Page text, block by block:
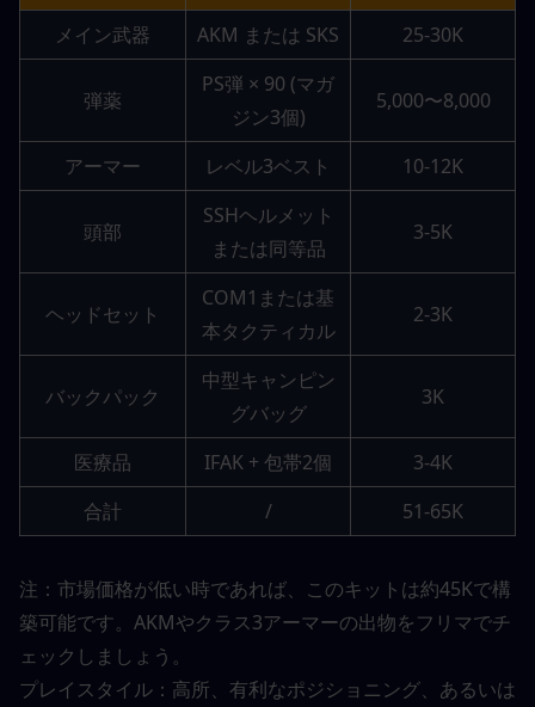
メイン武器
AKM または SKS 25-30K
弾薬
PS弾 × 90 (マガ
ジン3個)
5,000〜8,000
アーマー レベル3ベスト 10-12K
頭部
SSHヘルメット
または同等品
3-5K
ヘッドセット
COM1または基
本タクティカル
2-3K
バックパック
中型キャンピン
グバッグ
3K
医療品 IFAK + 包帯2個
3-4K
合計
/ 51-65K
注：市場価格が低い時であれば、このキットは約45Kで構
築可能です。AKMやクラス3アーマーの出物をフリマでチ
ェックしましょう。
プレイスタイル：高所、有利なポジショニング、あるいは